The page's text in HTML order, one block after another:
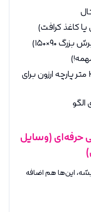
کاغذ کرافت)
۹۰×۱۵۰)
پارچه‌های آزمایشی (متری ۲–۳ متر پارچه ارزون برای
الگو
حرفه‌ای (وسایل
این‌ها هم اضافه